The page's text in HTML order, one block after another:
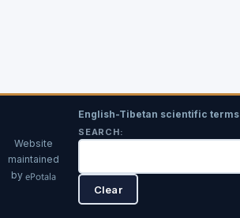
Website
maintained
by ePotala
English-Tibetan scientific terms
SEARCH: